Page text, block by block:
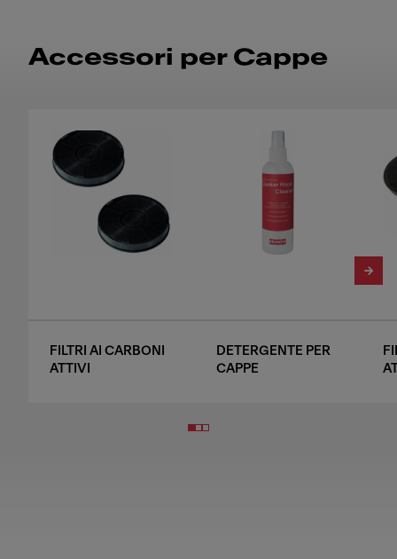
Accessori per Cappe
FILTRI AI CARBONI
ATTIVI
DETERGENTE PER
CAPPE